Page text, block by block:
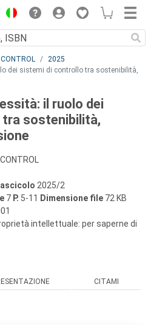
2025
dei sistemi di controllo tra sostenibilità,
il ruolo dei
sostenibilità,
2025/2
7 P. 5-11 Dimensione file 72 KB
intellettuale: per saperne di
CITAMI